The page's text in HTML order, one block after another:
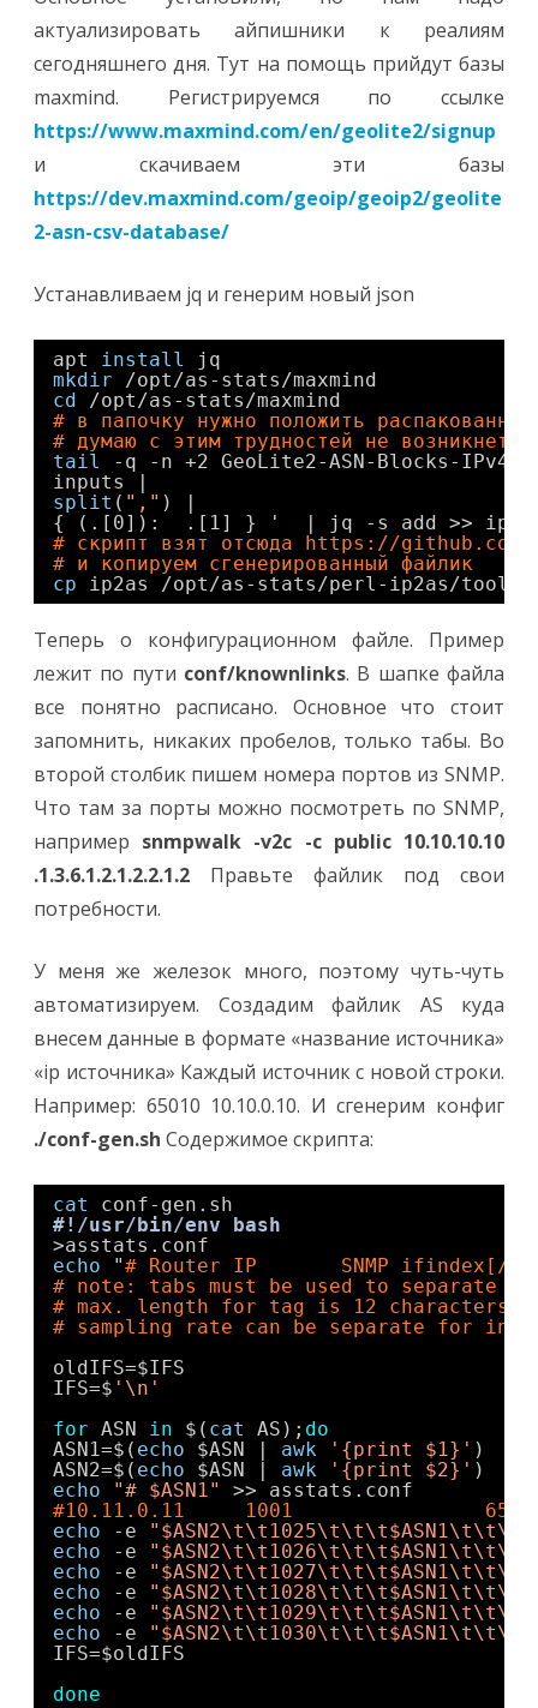
актуализировать айпишники к реалиям
сегодняшнего дня. Тут на помощь прийдут базы
maxmind. Регистрируемся по ссылке
https://www.maxmind.com/en/geolite2/signup
и скачиваем эти базы
https://dev.maxmind.com/geoip/geoip2/geolite
2-asn-csv-database/
Устанавливаем jq и генерим новый json
apt install
jq
mkdir
/opt/as-stats/maxmind
cd
/opt/as-stats/maxmind
# в папочку нужно положить
# думаю с этим трудностей не
tail
-q -n +2 GeoLite2-ASN-Blocks-
inputs |
split ( "," ) |
{ (.[0]):  .[1] } '  | jq -s add >>
# скрипт взят отсюда
https://
# и копируем сгенерированный файлик
cp
ip2as /opt/as-stats/perl-ip2as/tools/
Теперь о конфигурационном файле. Пример
лежит по пути conf/knownlinks. В шапке файла
все понятно расписано. Основное что стоит
запомнить, никаких пробелов, только табы. Во
второй столбик пишем номера портов из SNMP.
Что там за порты можно посмотреть по SNMP,
например snmpwalk -v2c -c public 10.10.10.10
.1.3.6.1.2.1.2.2.1.2 Правьте файлик под свои
потребности.
У меня же железок много, поэтому чуть-чуть
автоматизируем. Создадим файлик AS куда
внесем данные в формате «название источника»
«ip источника» Каждый источник с новой строки.
Например: 65010 10.10.0.10. И сгенерим конфиг
./conf-gen.sh Содержимое скрипта:
cat
conf-gen.sh
#!/usr/bin/env bash
>asstats.conf
echo
"# Router IP       SNMP ifindex[/
# note: tabs must be used to separate
# max. length for tag is 12 characters;
# sampling rate can be separate for in/
oldIFS=$IFS
IFS=$ '\n'
for ASN in $( cat AS); do
ASN1=$( echo $ASN | awk '{print $1}' )
ASN2=$( echo $ASN | awk '{print $2}' )
echo
"# $ASN1"
>> asstats.conf
#10.11.0.11     1001
echo
-e
echo
-e
echo
-e
echo
-e
echo
-e
echo
-e
IFS=$oldIFS
done